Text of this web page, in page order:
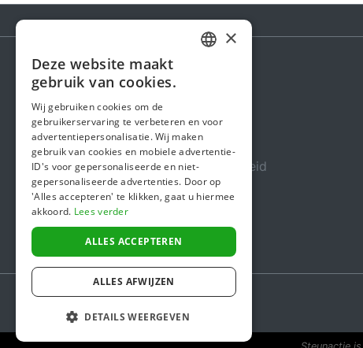
Steunactie
Over ons
In de media
Veiligheid & Betrouwbaarheid
Algemene voorwaarden
Privacybeleid
Cookiebeleid
ENGLISH
×
Deze website maakt
gebruik van cookies.
Wij gebruiken cookies om de
gebruikerservaring te verbeteren en voor
advertentiepersonalisatie. Wij maken
gebruik van cookies en mobiele advertentie-
ID's voor gepersonaliseerde en niet-
gepersonaliseerde advertenties. Door op
'Alles accepteren' te klikken, gaat u hiermee
akkoord. Lees verder
ALLES ACCEPTEREN
ALLES AFWIJZEN
DETAILS WEERGEVEN